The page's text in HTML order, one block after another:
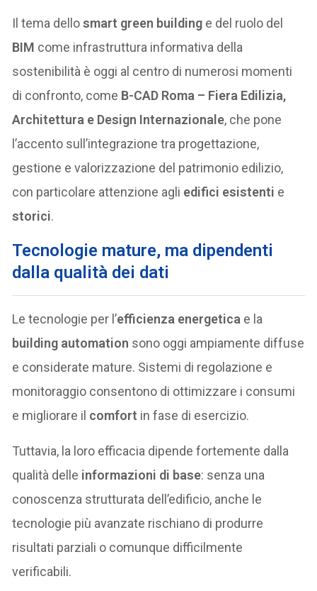
Il tema dellosmart green building e del ruolo del
BIM come infrastruttura informativa della
sostenibilità è oggi al centro di numerosi momenti
di confronto, come B-CAD Roma – Fiera Edilizia,
Architettura e Design Internazionale, che pone
l’accento sull’integrazione tra progettazione,
gestione e valorizzazione del patrimonio edilizio,
con particolare attenzione agli edifici esistenti e
storici.
Tecnologie mature, ma dipendenti
dalla qualità dei dati
Le tecnologie per l’efficienza energetica e la
building automation sono oggi ampiamente diffuse
e considerate mature. Sistemi di regolazione e
monitoraggio consentono di ottimizzare i consumi
e migliorare il comfort in fase di esercizio.
Tuttavia, la loro efficacia dipende fortemente dalla
qualità delle informazioni di base: senza una
conoscenza strutturata dell’edificio, anche le
tecnologie più avanzate rischiano di produrre
risultati parziali o comunque difficilmente
verificabili.